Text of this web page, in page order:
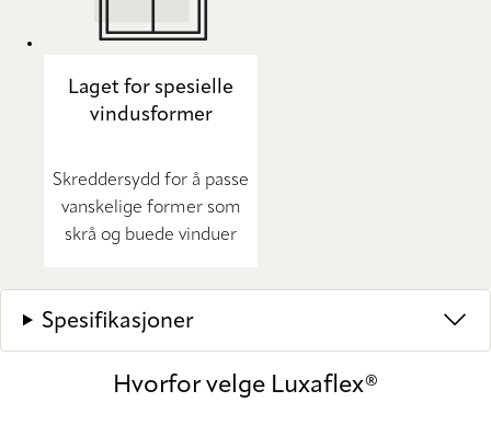
Laget for spesielle
vindusformer
Skreddersydd for å passe
vanskelige former som
skrå og buede vinduer
Spesifikasjoner
Hvorfor velge Luxaflex®